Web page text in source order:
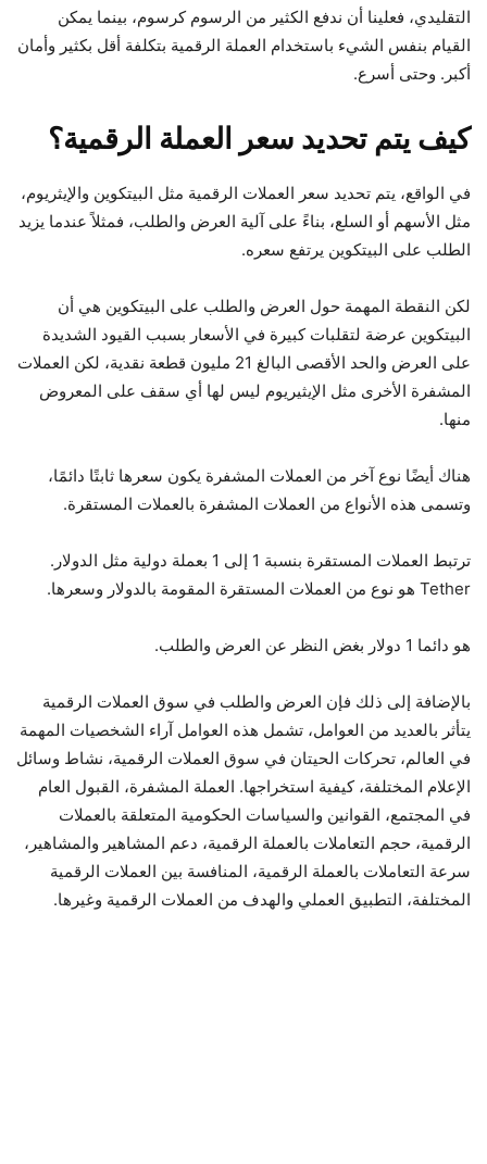
التقليدي، فعلينا أن ندفع الكثير من الرسوم كرسوم، بينما يمكن
القيام بنفس الشيء باستخدام العملة الرقمية بتكلفة أقل بكثير وأمان
أكبر. وحتى أسرع.
كيف يتم تحديد سعر العملة الرقمية؟
في الواقع، يتم تحديد سعر العملات الرقمية مثل البيتكوين والإيثريوم،
مثل الأسهم أو السلع، بناءً على آلية العرض والطلب، فمثلاً عندما يزيد
الطلب على البيتكوين يرتفع سعره.
لكن النقطة المهمة حول العرض والطلب على البيتكوين هي أن
البيتكوين عرضة لتقلبات كبيرة في الأسعار بسبب القيود الشديدة
على العرض والحد الأقصى البالغ 21 مليون قطعة نقدية، لكن العملات
المشفرة الأخرى مثل الإيثيريوم ليس لها أي سقف على المعروض
منها.
هناك أيضًا نوع آخر من العملات المشفرة يكون سعرها ثابتًا دائمًا،
وتسمى هذه الأنواع من العملات المشفرة بالعملات المستقرة.
ترتبط العملات المستقرة بنسبة 1 إلى 1 بعملة دولية مثل الدولار.
Tether هو نوع من العملات المستقرة المقومة بالدولار وسعرها.
هو دائما 1 دولار بغض النظر عن العرض والطلب.
بالإضافة إلى ذلك فإن العرض والطلب في سوق العملات الرقمية
يتأثر بالعديد من العوامل، تشمل هذه العوامل آراء الشخصيات المهمة
في العالم، تحركات الحيتان في سوق العملات الرقمية، نشاط وسائل
الإعلام المختلفة، كيفية استخراجها. العملة المشفرة، القبول العام
في المجتمع، القوانين والسياسات الحكومية المتعلقة بالعملات
الرقمية، حجم التعاملات بالعملة الرقمية، دعم المشاهير والمشاهير،
سرعة التعاملات بالعملة الرقمية، المنافسة بين العملات الرقمية
المختلفة، التطبيق العملي والهدف من العملات الرقمية وغيرها.